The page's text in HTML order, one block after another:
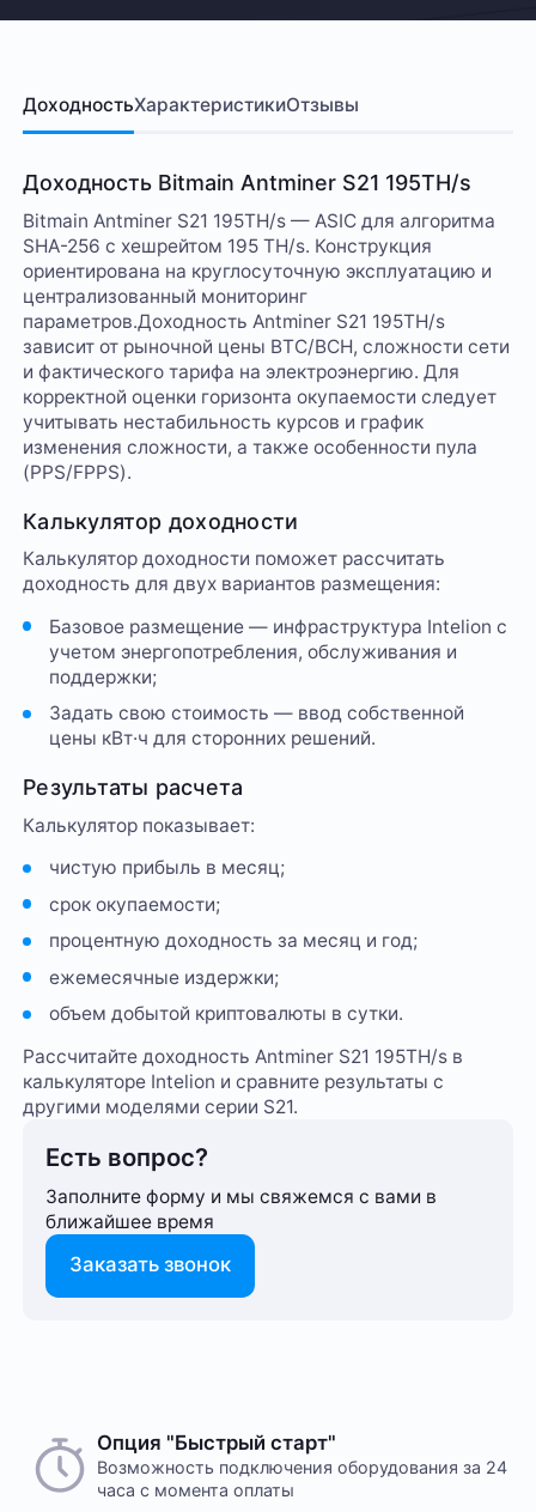
ДоходностьХарактеристикиОтзывы
Доходность Bitmain Antminer S21 195TH/s
Bitmain Antminer S21 195TH/s — ASIC для алгоритма
SHA-256 с хешрейтом 195 TH/s. Конструкция
ориентирована на круглосуточную эксплуатацию и
централизованный мониторинг
параметров.Доходность Antminer S21 195TH/s
зависит от рыночной цены BTC/BCH, сложности сети
и фактического тарифа на электроэнергию. Для
корректной оценки горизонта окупаемости следует
учитывать нестабильность курсов и график
изменения сложности, а также особенности пула
(PPS/FPPS).
Калькулятор доходности
Калькулятор доходности поможет рассчитать
доходность для двух вариантов размещения:
Базовое размещение — инфраструктура Intelion с
учетом энергопотребления, обслуживания и
поддержки;
Задать свою стоимость — ввод собственной
цены кВт·ч для сторонних решений.
Результаты расчета
Калькулятор показывает:
чистую прибыль в месяц;
срок окупаемости;
процентную доходность за месяц и год;
ежемесячные издержки;
объем добытой криптовалюты в сутки.
Рассчитайте доходность Antminer S21 195TH/s в
калькуляторе Intelion и сравните результаты с
другими моделями серии S21.
Есть вопрос?
Заполните форму и мы свяжемся с вами в
ближайшее время
Заказать звонок
Опция "Быстрый старт"
Возможность подключения оборудования за 24
часа с момента оплаты